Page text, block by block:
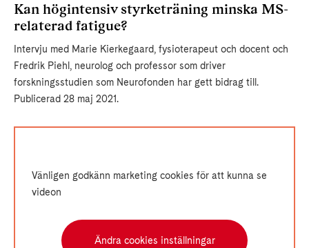
Kan högintensiv styrketräning minska MS-
relaterad fatigue?
Intervju med Marie Kierkegaard, fysioterapeut och docent och
Fredrik Piehl, neurolog och professor som driver
forskningsstudien som Neurofonden har gett bidrag till.
Publicerad 28 maj 2021.
Vänligen godkänn marketing cookies för att kunna se
videon
Ändra cookies inställningar